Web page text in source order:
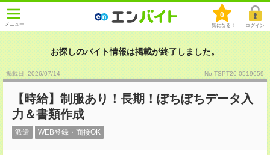
メニュー
0
気になる！ ログイン
お探しのバイト情報は掲載が終了しました。
掲載日 :2026/07/14 No.TSPT26-0519659
【時給】制服あり！長期！ぽちぽちデータ入
力＆書類作成
派遣 WEB登録・面接OK